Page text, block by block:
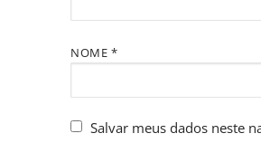
NOME *
Salvar meus dados neste